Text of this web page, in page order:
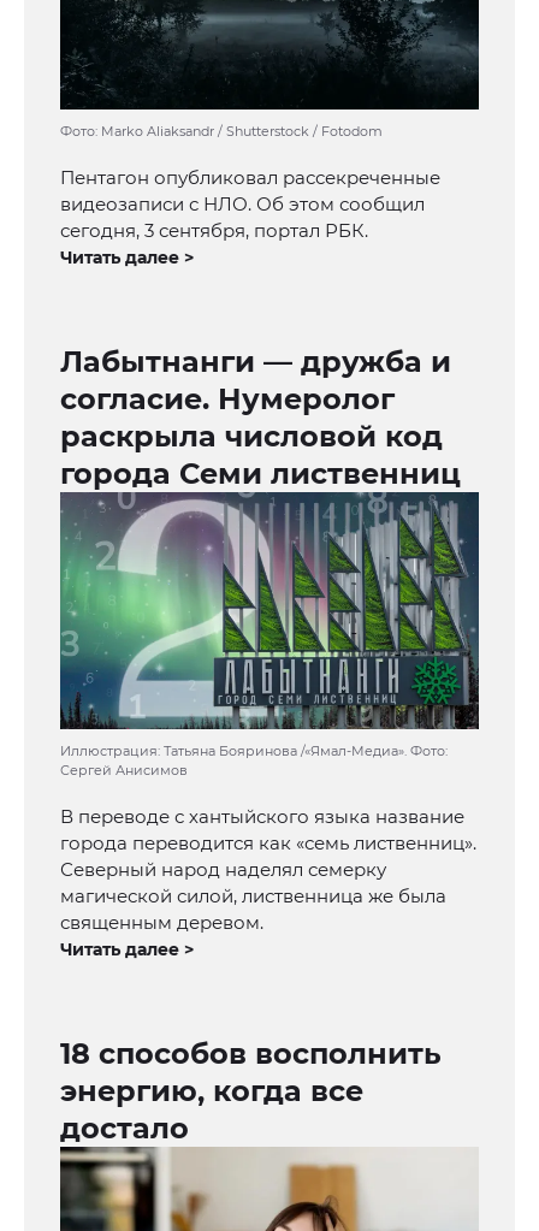
Фото: Marko Aliaksandr / Shutterstock / Fotodom
Пентагон опубликовал рассекреченные
видеозаписи с НЛО. Об этом сообщил
сегодня, 3 сентября, портал РБК.
Читать далее >
Лабытнанги — дружба и
согласие. Нумеролог
раскрыла числовой код
города Семи лиственниц
Иллюстрация: Татьяна Бояринова /«Ямал-Медиа». Фото:
Сергей Анисимов
В переводе с хантыйского языка название
города переводится как «семь лиственниц».
Северный народ наделял семерку
магической силой, лиственница же была
священным деревом.
Читать далее >
18 способов восполнить
энергию, когда все
достало